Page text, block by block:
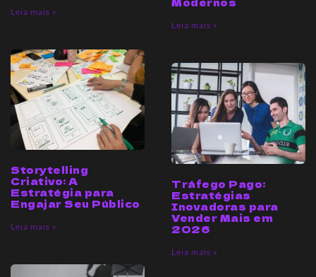
Leia mais »
Leia mais »
Storytelling
Criativo: A
Estratégia para
Engajar Seu Público
Leia mais »
Tráfego Pago:
Estratégias
Inovadoras para
Vender Mais em
2026
Leia mais »